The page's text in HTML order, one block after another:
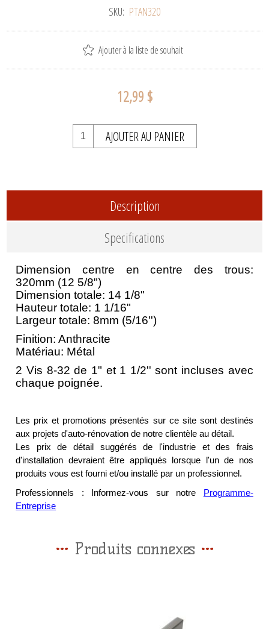
SKU: PTAN320
Ajouter à la liste de souhait
12,99 $
AJOUTER AU PANIER
Description
Specifications
Dimension centre en centre des trous:
320mm (12 5/8")
Dimension totale: 14 1/8"
Hauteur totale: 1 1/16"
Largeur totale: 8mm (5/16'')
Finition: Anthracite
Matériau: Métal
2 Vis 8-32 de 1" et 1 1/2'' sont incluses avec
chaque poignée.
Les prix et promotions présentés sur ce site sont destinés
aux projets d'auto-rénovation de notre clientèle au détail.
Les prix de détail suggérés de l'industrie et des frais
d'installation devraient être appliqués lorsque l'un de nos
produits vous est fourni et/ou installé par un professionnel.
Professionnels : Informez-vous sur notre
Programme-
Entreprise
Produits connexes